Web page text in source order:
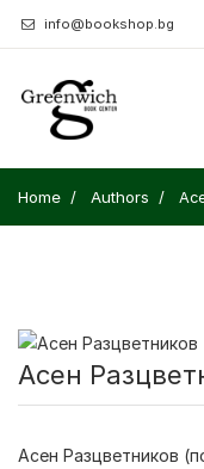
info@bookshop.bg
Home Authors
Асен
Асен Разцветников